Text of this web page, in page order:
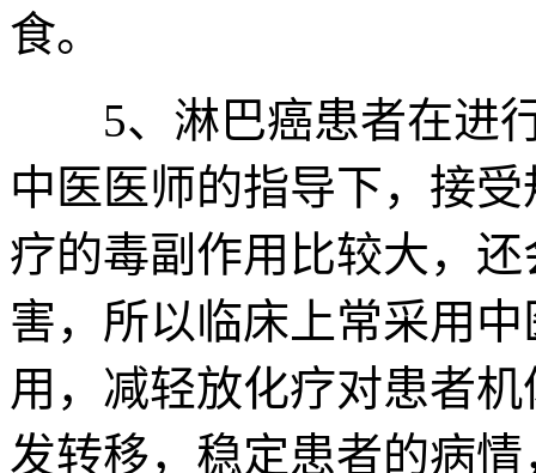
食。
5、淋巴癌患者在进行
中医医师的指导下，接
疗的毒副作用比较大，
害，所以临床上常采用
用，减轻放化疗对患者
发转移，稳定患者的病